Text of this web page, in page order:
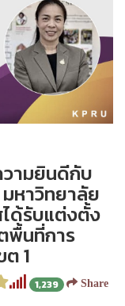
ามยินดีกับ
หาวิทยาลัย
ด้รับแต่งตั้ง
พื้นที่การ
1
1,239 Share